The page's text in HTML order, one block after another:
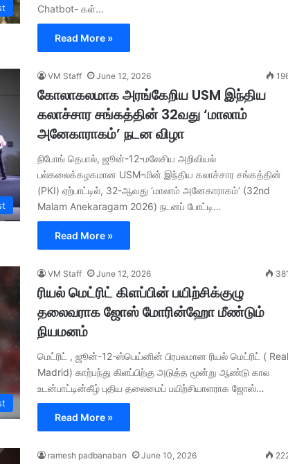
Chatbot- கள்…
Read More »
VM Staff June 12, 2026
கோலாகலமாக அரங்கேறிய USM இந்திய
கலாச்சார சங்கத்தின் 32வது ‘மாலாம்
அனேகாராகம்’ நடன விழா
நிபோங் தெபால், ஜூன்-12-மலேசிய அறிவியல்
பல்கலைக்கழகமான USM-மின் இந்திய கலாச்சார சங்கத்தின்
(PKI) ஏற்பாட்டில், 32-ஆவது ‘மாலாம் அனேகாராகம்’ (32nd
Malam Anekaragam 2026) நடனப் போட்டி…
Read More »
VM Staff June 12, 2026 381
ரியல் மெட்ரிட் கிளப்பின் பயிற்சிக்குழு
தலைவராக ஜோஸ் மோரின்ஹோ மீண்டும்
நியமனம்
மெட்ரிட் , ஜூன்-12-ஸ்பெய்னின் பிரபலமான ரியல் மெட்ரிட் ( Real
Madrid) காற்பந்து கிளப்பிற்கு அடுத்த மூன்று ஆண்டு கால
உடன்பாட்டின்கீழ் புதிய தலைமைப் பயிற்சியாளராக ஜோஸ்…
Read More »
ramesh padbanaban June 10, 2026